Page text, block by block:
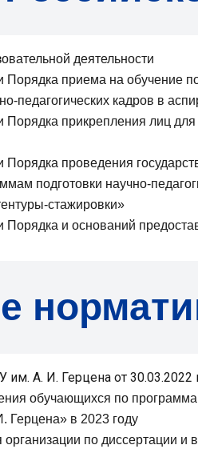
деятельности
приема на обучение
педагогических кадров в
прикрепления лиц для
проведения
подготовки научно-
стажировки»
и оснований
им. А. И. Герцена от 30.03.2022
обучающихся по
в 2023 году
по диссертации и